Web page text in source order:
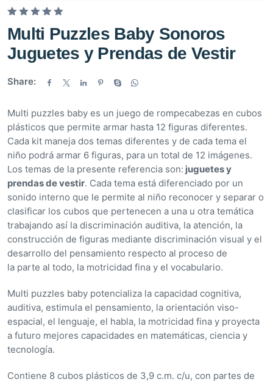
V
a
l
r
d
o
e
n
0
d
e
5
Multi Puzzles Baby Sonoros
Juguetes y Prendas de Vestir
Share:
Multi puzzles baby es un juego de rompecabezas en cubos
plásticos que permite armar hasta 12 figuras diferentes.
Cada kit maneja dos temas diferentes y de cada tema el
niño podrá armar 6 figuras, para un total de 12 imágenes.
Los temas de la presente referencia son: juguetes y
prendas de vestir. Cada tema está diferenciado por un
sonido interno que le permite al niño reconocer y separar o
clasificar los cubos que pertenecen a una u otra temática
trabajando así la discriminación auditiva, la atención, la
construcción de figuras mediante discriminación visual y el
desarrollo del pensamiento respecto al proceso de
la parte al todo, la motricidad fina y el vocabulario.
Multi puzzles baby potencializa la capacidad cognitiva,
auditiva, estimula el pensamiento, la orientación viso-
espacial, el lenguaje, el habla, la motricidad fina y proyecta
a futuro mejores capacidades en matemáticas, ciencia y
tecnología.
Contiene 8 cubos plásticos de 3,9 c.m. c/u, con partes de